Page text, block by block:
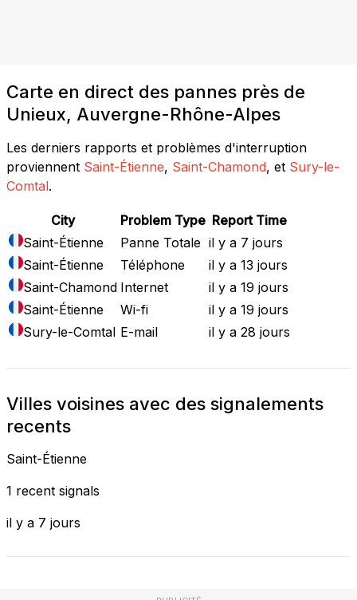
Carte en direct des pannes près de
Unieux, Auvergne-Rhône-Alpes
Les derniers rapports et problèmes d'interruption
proviennent Saint-Étienne, Saint-Chamond, et Sury-le-
Comtal.
City Problem Type Report Time
Saint-Étienne
Panne Totale il y a 7 jours
Saint-Étienne
Téléphone
il y a 13 jours
Saint-Chamond Internet
il y a 19 jours
Saint-Étienne
Wi-fi
il y a 19 jours
Sury-le-Comtal E-mail il y a 28 jours
Villes voisines avec des signalements
recents
Saint-Étienne
1 recent signals
il y a 7 jours